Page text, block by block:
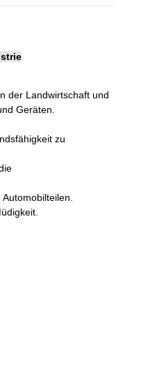
der Landwirtschaft und
Geräten.
zu